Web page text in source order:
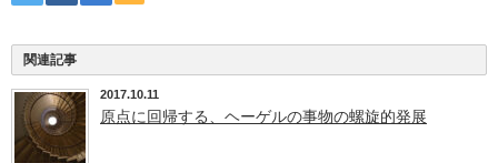
関連記事
2017.10.11
原点に回帰する、ヘーゲルの事物の螺旋的発展